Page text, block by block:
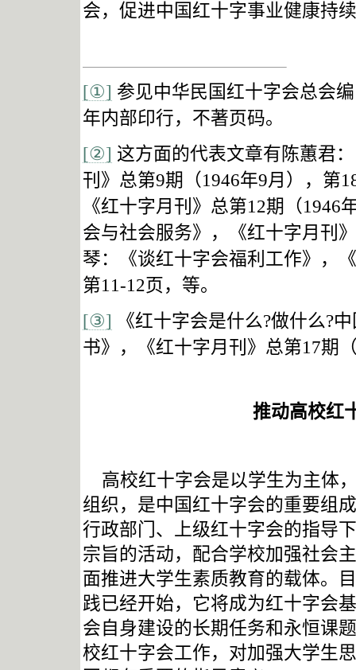
会，促进中国红十字事业健康持
[①] 参见中华民国红十字会总会
年内部印行，不著页码。
[②] 这方面的代表文章有陈蕙君
刊》总第9期（1946年9月），第
《红十字月刊》总第12期（1946
会与社会服务》，《红十字月刊
琴：《谈红十字会福利工作》，
第11-12页，等。
[③]
《红十字会是什么?做什么?
书》，《红十字月刊》总第17期
推动高校红
高校红十字会是以学生为主体
组织，是中国红十字会的重要组
行政部门、上级红十字会的指导
宗旨的活动，配合学校加强社会
面推进大学生素质教育的载体。
践已经开始，它将成为红十字会
会自身建设的长期任务和永恒课
校红十字会工作，对加强大学生